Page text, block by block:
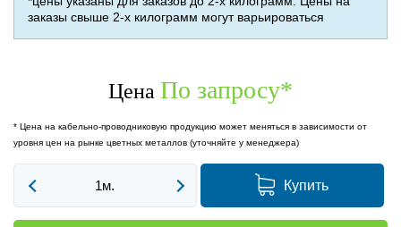
заказы свыше 2-х килограмм могут варьироваться
Цена По запросу*
* Цена на кабельно-проводниковую продукцию может меняться в зависимости от
уровня цен на рынке цветных металлов (уточняйте у менеджера)
Купить